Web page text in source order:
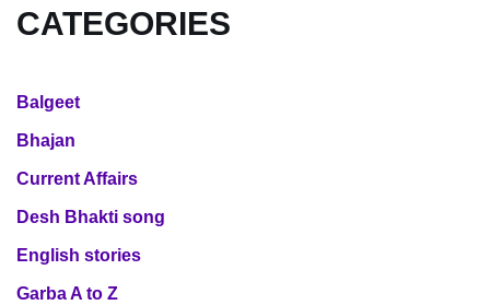
CATEGORIES
Balgeet
Bhajan
Current Affairs
Desh Bhakti song
English stories
Garba A to Z